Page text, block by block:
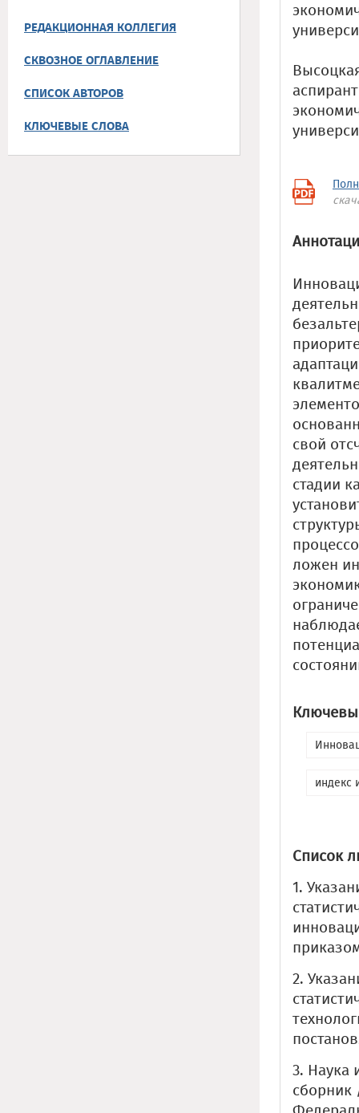
РЕДАКЦИОННАЯ КОЛЛЕГИЯ
СКВОЗНОЕ ОГЛАВЛЕНИЕ
СПИСОК АВТОРОВ
КЛЮЧЕВЫЕ СЛОВА
свой
стадии
ложен
индекс
Список
1.
2.
3. Наука
сборник